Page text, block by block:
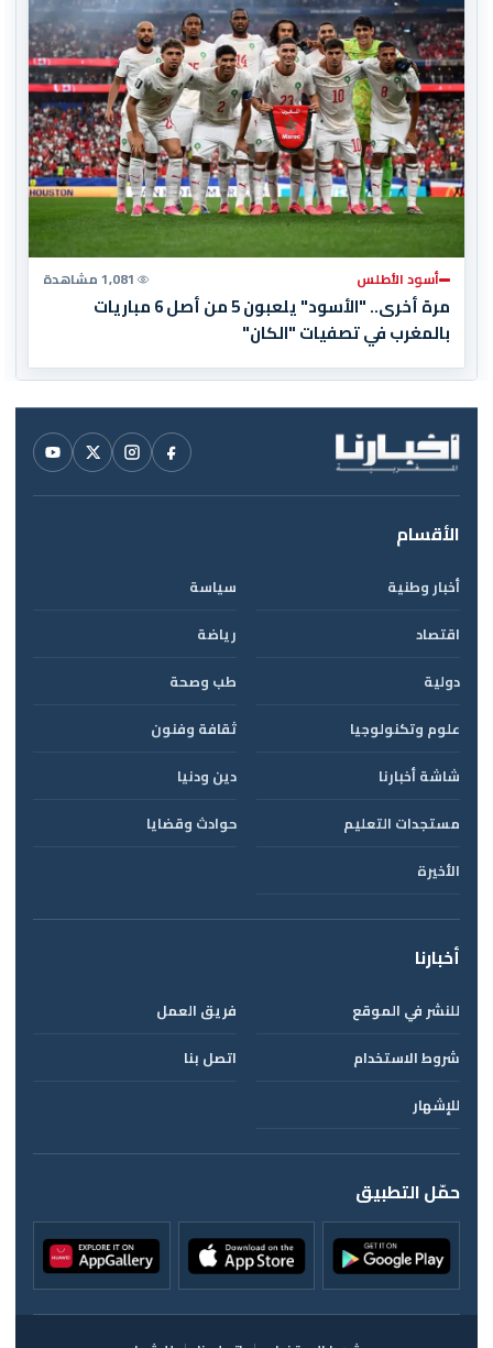
أسود الأطلس 1,081 مشاهدة
مرة أخرى.. "الأسود" يلعبون 5 من أصل 6 مباريات
بالمغرب في تصفيات "الكان"
الأقسام
أخبار وطنية
سياسة
اقتصاد
رياضة
دولية
طب وصحة
علوم وتكنولوجيا
ثقافة وفنون
شاشة أخبارنا
دين ودنيا
مستجدات التعليم
حوادث وقضايا
الأخيرة
أخبارنا
للنشر في الموقع
فريق العمل
شروط الاستخدام
اتصل بنا
للإشهار
حمّل التطبيق